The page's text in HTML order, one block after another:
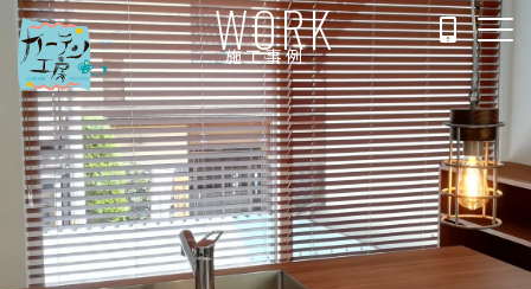
WORK
施工事例